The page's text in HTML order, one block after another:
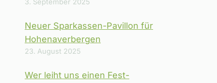
3. September 2025
Neuer Sparkassen-Pavillon für
Hohenaverbergen
23. August 2025
Wer leiht uns einen Fest-